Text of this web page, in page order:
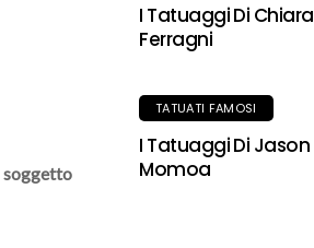
soggetto
I Tatuaggi Di Chiara
Ferragni
TATUATI FAMOSI
I Tatuaggi Di Jason
Momoa